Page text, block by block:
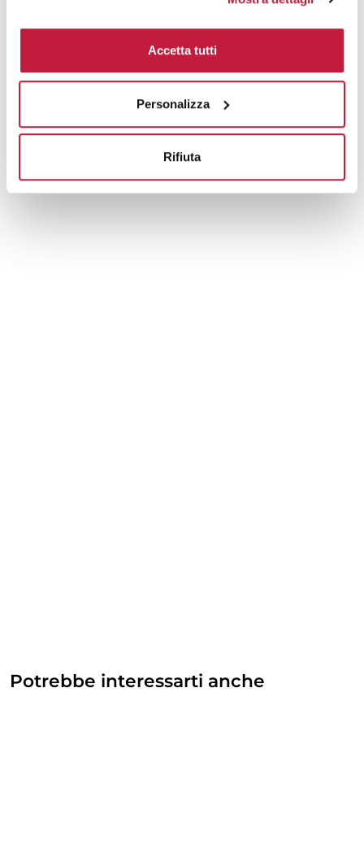
Accetta tutti
Personalizza
Rifiuta
Domande e risposte
Prodotti alternativi
Potrebbe interessarti anche